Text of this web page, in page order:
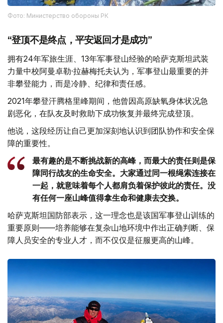
Фото: Министерство обороны РК
“登顶不是终点，平安返回才是成功”
拥有24年军旅生涯、13年军事登山经验的哈萨克斯坦武装
力量中校阿曼卓勒·拉赫梅托夫认为，军事登山最重要的并
非攀登能力，而是冷静、纪律和责任感。
2021年攀登汗腾格里峰期间，他曾因高原缺氧身体状况急
剧恶化，在队友及时救助下成功恢复并最终完成登顶。
他说，这段经历让自己更加深刻地认识到团队协作和安全保
障的重要性。
最有趣的是不断挑战新的高峰，而最大的责任则是保
障同行战友的生命安全。大家通过同一根绳索连接在
一起，就意味着每个人都肩负着保护彼此的责任。没
有任何一座山峰值得拿生命和健康去交换。
哈萨克斯坦国防部表示，这一理念也是该国军事登山训练的
重要原则——培养能够在复杂山地环境中作出正确判断、保
障人员安全的专业人才，而不仅仅是征服更高的山峰。